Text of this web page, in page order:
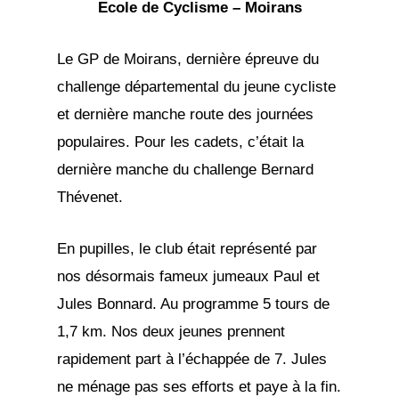
Ecole de Cyclisme – Moirans
Le GP de Moirans, dernière épreuve du
challenge départemental du jeune cycliste
et dernière manche route des journées
populaires. Pour les cadets, c’était la
dernière manche du challenge Bernard
Thévenet.
En pupilles, le club était représenté par
nos désormais fameux jumeaux Paul et
Jules Bonnard. Au programme 5 tours de
1,7 km. Nos deux jeunes prennent
rapidement part à l’échappée de 7. Jules
ne ménage pas ses efforts et paye à la fin.